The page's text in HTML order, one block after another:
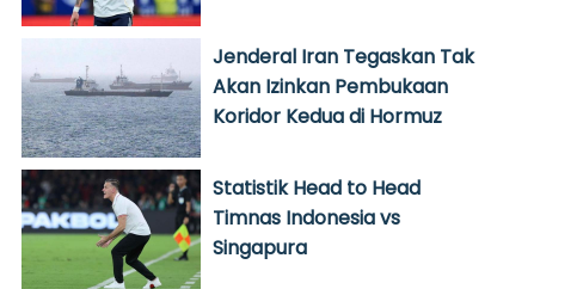
Jenderal Iran Tegaskan Tak
Akan Izinkan Pembukaan
Koridor Kedua di Hormuz
Statistik Head to Head
Timnas Indonesia vs
Singapura